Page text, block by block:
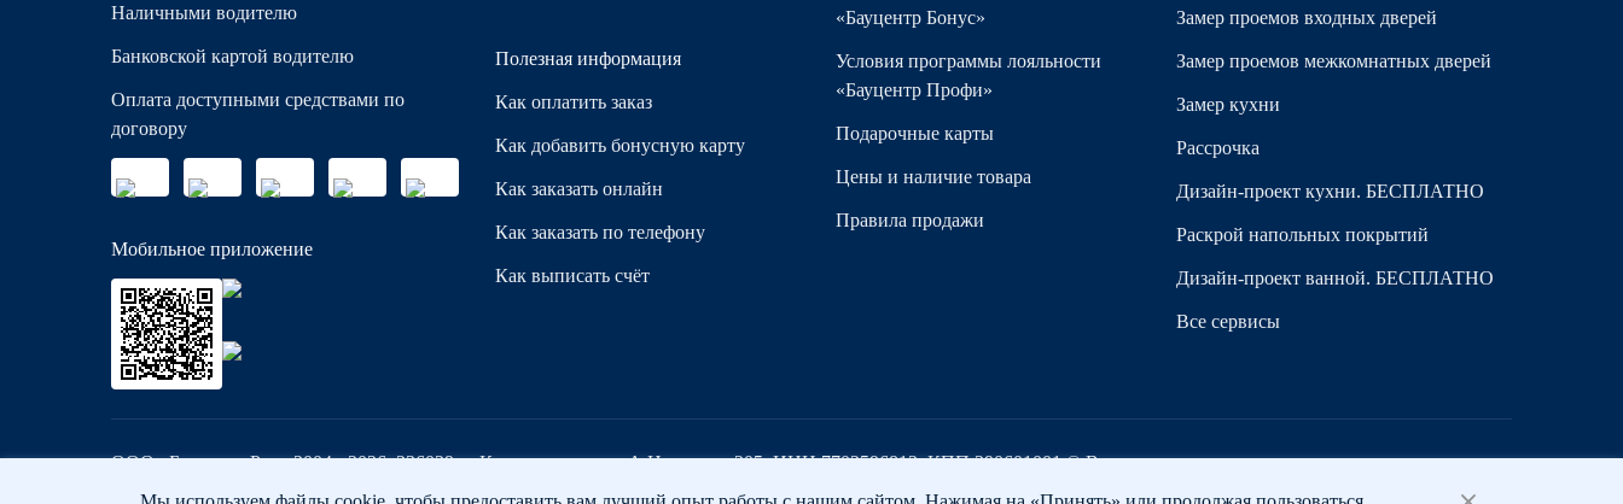
Наличными водителю
Банковской картой водителю
Оплата доступными средствами по
договору
Мобильное приложение
Полезная информация
Как оплатить заказ
Как добавить бонусную карту
Как заказать онлайн
Как заказать по телефону
Как выписать счёт
«Бауцентр Бонус»
Условия программы лояльности
«Бауцентр Профи»
Подарочные карты
Цены и наличие товара
Правила продажи
Замер проемов входных дверей
Замер проемов межкомнатных дверей
Замер кухни
Рассрочка
Дизайн-проект кухни. БЕСПЛАТНО
Раскрой напольных покрытий
Дизайн-проект ванной. БЕСПЛАТНО
Все сервисы
ООО «Бауцентр Рус» 2004 -2026, 236029, г. Калининград, ул. А.Невского, 205. ИНН 7702596813, КПП 390601001 © Все права защищены